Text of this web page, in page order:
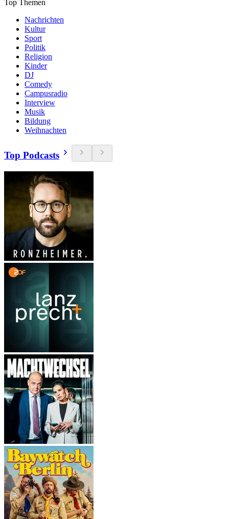
Top Themen
Nachrichten
Kultur
Sport
Politik
Religion
Kinder
DJ
Comedy
Campusradio
Interview
Musik
Bildung
Weihnachten
Top Podcasts